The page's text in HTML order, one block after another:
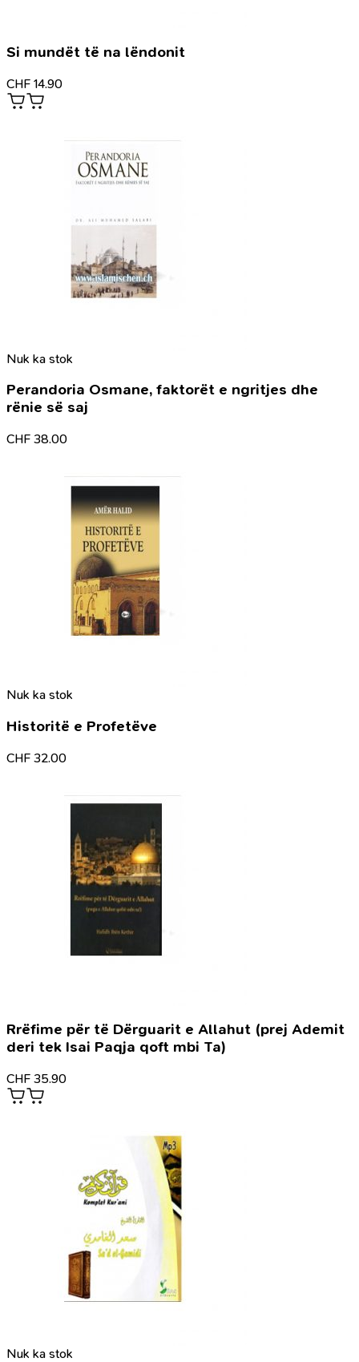
Si mundët të na lëndonit
CHF 14.90
Nuk ka stok
Perandoria Osmane, faktorët e ngritjes dhe
rënie së saj
CHF 38.00
Nuk ka stok
Historitë e Profetëve
CHF 32.00
Rrëfime për të Dërguarit e Allahut (prej Ademit
deri tek Isai Paqja qoft mbi Ta)
CHF 35.90
Nuk ka stok